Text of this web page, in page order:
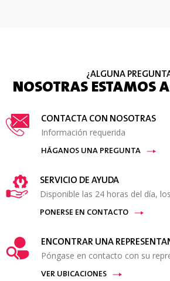
¿ALGUNA
NOSOTRAS ESTAMOS
CONTACTA CON NOSOTRAS
Información requerida
HÁGANOS UNA PREGUNTA
SERVICIO DE AYUDA
Disponible las 24 horas del día,
PONERSE EN CONTACTO
ENCONTRAR UNA
Póngase en contacto con su
VER UBICACIONES